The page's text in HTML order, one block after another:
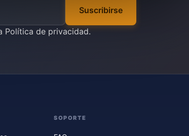
Suscribirse
Política de privacidad.
SOPORTE